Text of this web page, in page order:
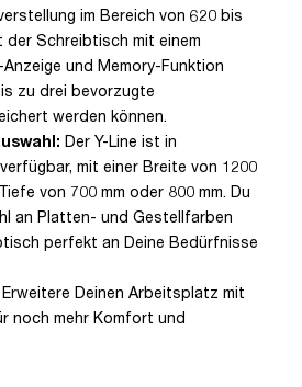
im Bereich von 620 bis
der Schreibtisch mit einem
und Memory-Funktion
zu drei bevorzugte
werden können.
Der Y-Line ist in
mit einer Breite von 1200
von 700 mm oder 800 mm. Du
an Platten- und Gestellfarben
perfekt an Deine Bedürfnisse
Erweitere Deinen Arbeitsplatz mit
noch mehr Komfort und